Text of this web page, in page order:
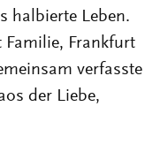
halbierte Leben.
Familie, Frankfurt
verfasste
der Liebe,